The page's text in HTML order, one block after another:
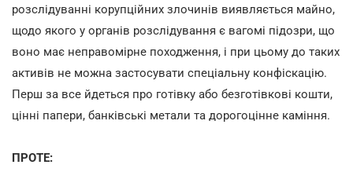
розслідуванні корупційних злочинів виявляється майно,
щодо якого у органів розслідування є вагомі підозри, що
воно має неправомірне походження, і при цьому до таких
активів не можна застосувати спеціальну конфіскацію.
Перш за все йдеться про готівку або безготівкові кошти,
цінні папери, банківські метали та дорогоцінне каміння.
ПРОТЕ: